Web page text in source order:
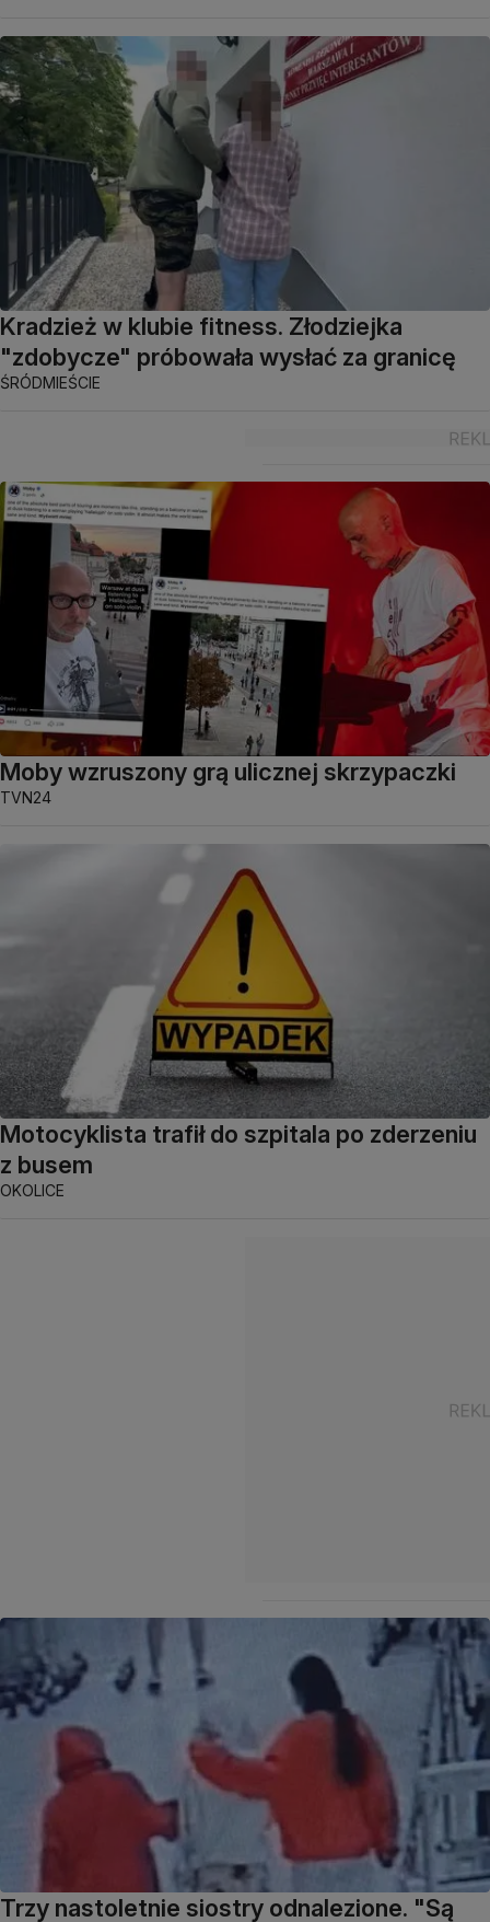
Kradzież w klubie fitness. Złodziejka
"zdobycze" próbowała wysłać za granicę
ŚRÓDMIEŚCIE
Moby wzruszony grą ulicznej skrzypaczki
TVN24
Motocyklista trafił do szpitala po zderzeniu
z busem
OKOLICE
Trzy nastoletnie siostry odnalezione. "Są